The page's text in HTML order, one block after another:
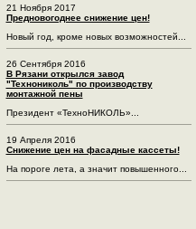
21 Ноября 2017
Предновогоднее снижение цен!
Новый год, кроме новых возможностей...
26 Сентября 2016
В Рязани открылся завод
"Технониколь" по производству
монтажной пены
Президент «ТехноНИКОЛЬ»...
19 Апреля 2016
Снижение цен на фасадные кассеты!
На пороге лета, а значит повышенного...